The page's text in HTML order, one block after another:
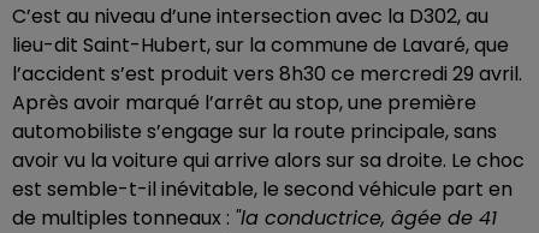
C’est au niveau d’une intersection avec la D302, au
lieu-dit Saint-Hubert, sur la commune de Lavaré, que
l’accident s’est produit vers 8h30 ce mercredi 29 avril.
Après avoir marqué l’arrêt au stop, une première
automobiliste s’engage sur la route principale, sans
avoir vu la voiture qui arrive alors sur sa droite. Le choc
est semble-t-il inévitable, le second véhicule part en
de multiples tonneaux : "la conductrice, âgée de 41